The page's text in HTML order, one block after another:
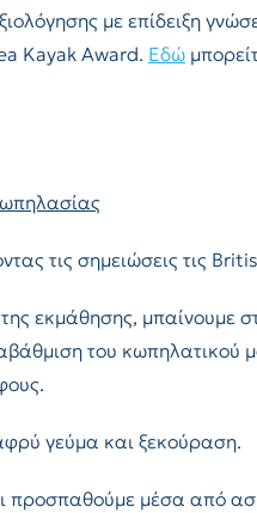
με επίδειξη
Kayak Award. Εδώ
τις σημειώσεις τις
εκμάθησης, μπαίνουμε
του κωπηλατικού
γεύμα και ξεκούραση.
μέσα από